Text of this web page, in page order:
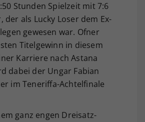
Stunden Spielzeit mit 7:6
als Lucky Loser dem Ex-
gewesen war. Ofner
Titelgewinn in diesem
Karriere nach Astana
dabei der Ungar Fabian
im Teneriffa-Achtelfinale
ganz engen Dreisatz-